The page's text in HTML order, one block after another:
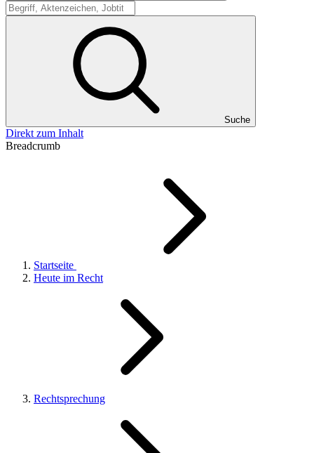
Suche
Suche
Direkt zum Inhalt
Breadcrumb
Startseite
Heute im Recht
Rechtsprechung